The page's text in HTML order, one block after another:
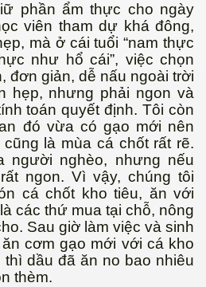
phần ẩm thực cho ngày
viên tham dự khá đông,
mà ở cái tuổi “nam thực
như hổ cái”, việc chọn
đơn giản, dễ nấu ngoài trời
hẹp, nhưng phải ngon và
toán quyết định. Tôi còn
đó vừa có gạo mới nên
là mùa cá chốt rất rẽ.
người nghèo, nhưng nếu
ngon. Vì vậy, chúng tôi
cá chốt kho tiêu, ăn với
các thứ mua tại chỗ, nông
Sau giờ làm việc và sinh
cơm gạo mới với cá kho
dầu đã ăn no bao nhiêu
thèm.